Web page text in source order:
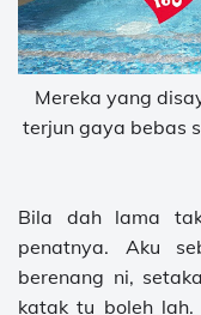
Mereka yang
terjun gaya bebas
Bila dah lama
penatnya. Aku
berenang ni,
katak tu boleh